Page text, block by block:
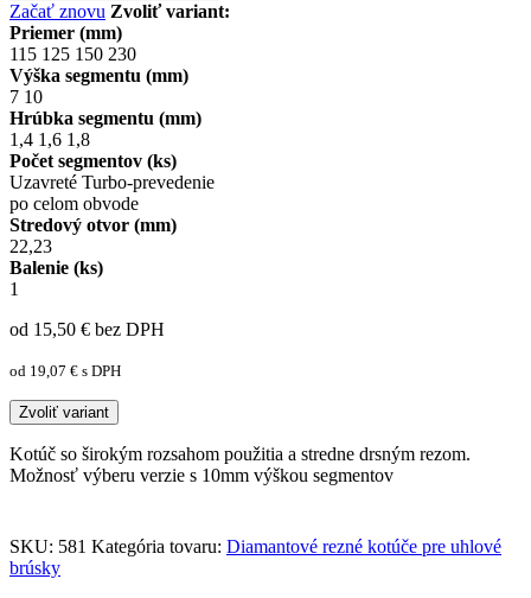
Začať znovu Zvoliť variant:
Priemer (mm)
115 125 150 230
Výška segmentu (mm)
7 10
Hrúbka segmentu (mm)
1,4 1,6 1,8
Počet segmentov (ks)
Uzavreté Turbo-prevedenie
po celom obvode
Stredový otvor (mm)
22,23
Balenie (ks)
1
od 15,50 € bez DPH
od 19,07 € s DPH
Zvoliť variant
Kotúč so širokým rozsahom použitia a stredne drsným rezom.
Možnosť výberu verzie s 10mm výškou segmentov
SKU: 581 Kategória tovaru: Diamantové rezné kotúče pre uhlové
brúsky